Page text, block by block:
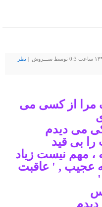
نظر
مرا از كسی می
می دیدم
را بی قید
، مهم نیست زیاد
عجیب , ' عاقبت